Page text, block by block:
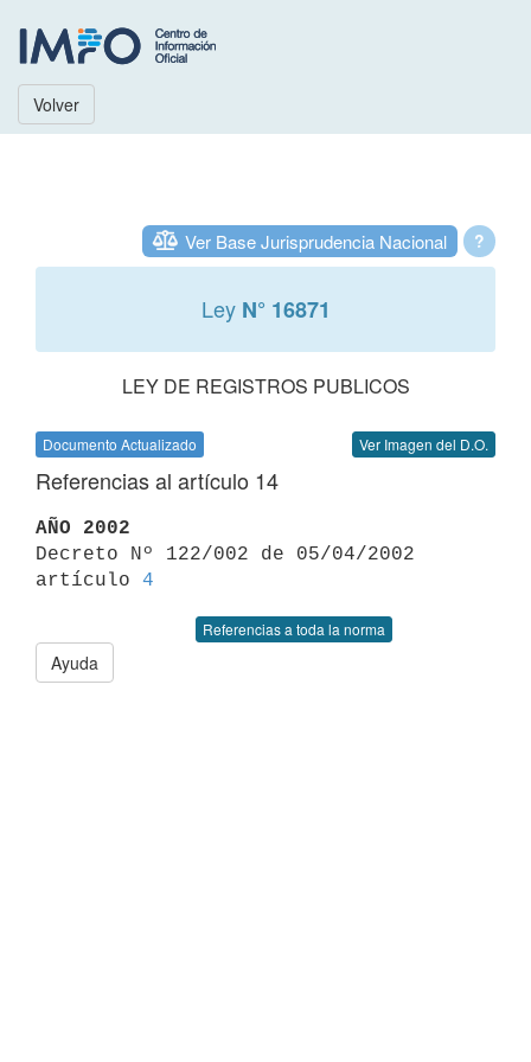
Volver
?
Ver Base Jurisprudencia Nacional
Ley N° 16871
LEY DE REGISTROS PUBLICOS
Documento Actualizado Ver Imagen del D.O.
Referencias al artículo 14
AÑO 2002
Decreto Nº 122/002 de 05/04/2002
artículo 4
Referencias a toda la norma
Ayuda